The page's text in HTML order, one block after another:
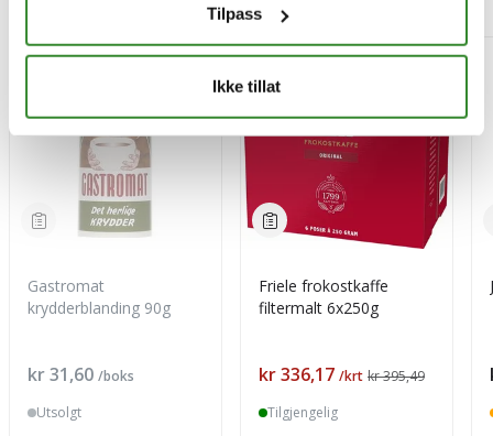
Tilpass
Ikke tillat
Gastromat
krydderblanding 90g
Pris
kr 31,60 /boks
Utsolgt
-15%
Friele frokostkaffe
filtermalt 6x250g
Pris
kr 336,17 /krt kr 395,49
Tilgjengelig